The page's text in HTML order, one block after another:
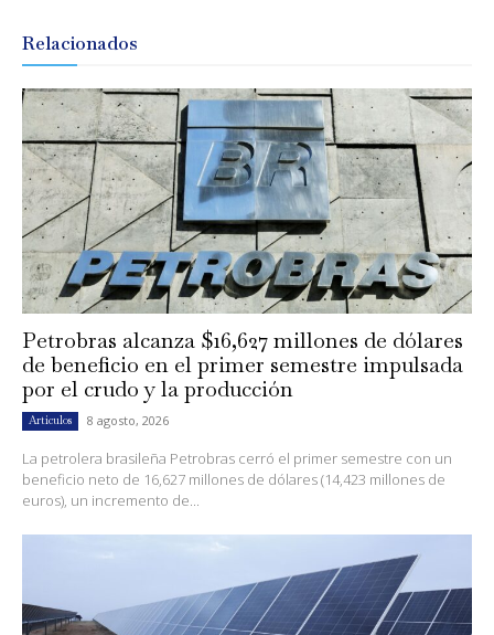
Relacionados
Petrobras alcanza $16,627 millones de dólares
de beneficio en el primer semestre impulsada
por el crudo y la producción
Artículos 8 agosto, 2026
La petrolera brasileña Petrobras cerró el primer semestre con un
beneficio neto de 16,627 millones de dólares (14,423 millones de
euros), un incremento de...